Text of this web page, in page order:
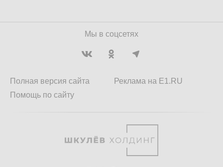
Мы в соцсетях
Полная версия сайта
Помощь по сайту
Реклама на E1.RU